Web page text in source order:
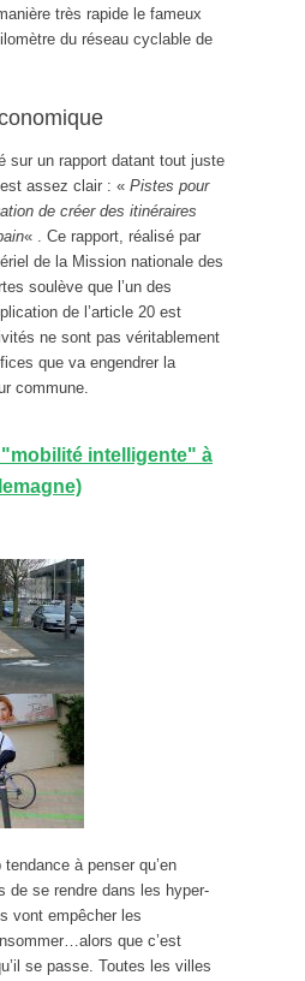
très rapide le fameux
du réseau cyclable de
sur un rapport datant tout juste
assez clair : « Pistes pour
de créer des itinéraires
« . Ce rapport, réalisé par
de la Mission nationale des
soulève que l’un des
de l’article 20 est
ne sont pas véritablement
que va engendrer la
commune.
"mobilité intelligente" à
à penser qu’en
de se rendre dans les hyper-
vont empêcher les
que c’est
se passe. Toutes les villes